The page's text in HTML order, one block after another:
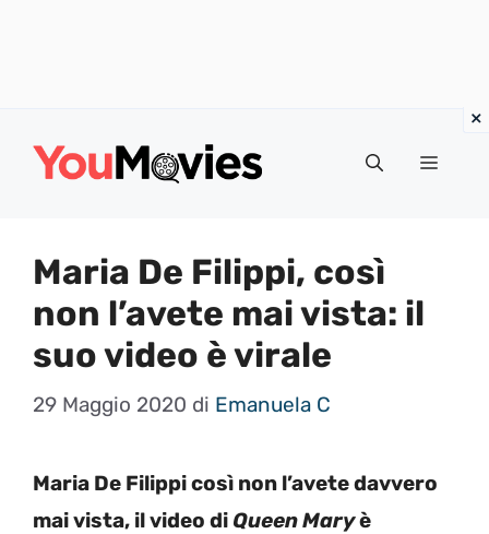
Menu
Maria De Filippi, così
non l’avete mai vista: il
suo video è virale
29 Maggio 2020 di Emanuela C
Maria De Filippi così non l’avete davvero
mai vista, il video di Queen Maryè